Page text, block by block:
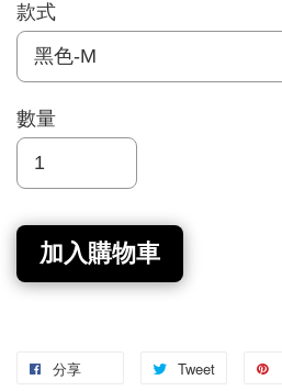
款式
數量
加入購物車
分享 Tweet